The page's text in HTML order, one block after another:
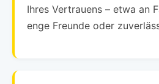
Ihres Vertrauens – etwa an
enge Freunde oder